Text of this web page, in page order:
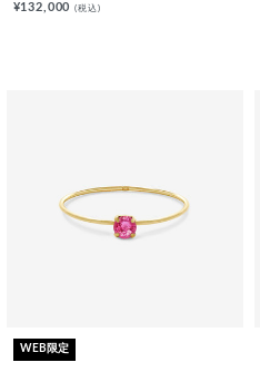
¥132,000(税込)
WEB限定